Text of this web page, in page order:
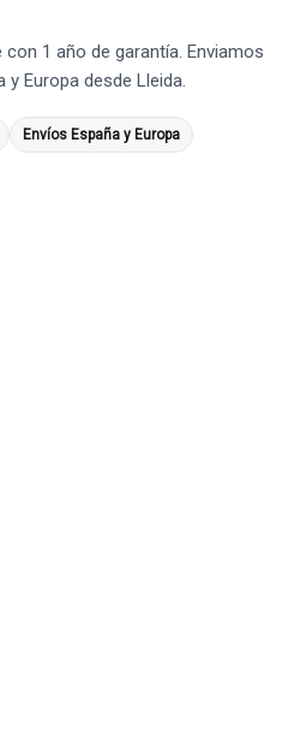
1 año de garantía. Enviamos
Europa desde Lleida.
Envíos España y Europa